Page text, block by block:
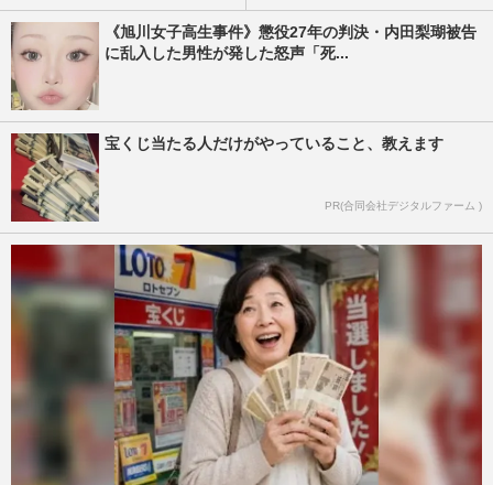
《旭川女子高生事件》懲役27年の判決・内田梨瑚被告
に乱入した男性が発した怒声「死...
宝くじ当たる人だけがやっていること、教えます
PR(合同会社デジタルファーム )